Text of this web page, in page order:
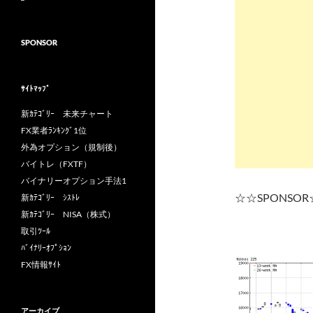
SPONSOR
ｻｲﾄﾏｯﾌﾟ
新ｶﾃｺﾞﾘｰ 未来チャート
FX業者ﾗﾝｷﾝｸﾞ1位
外為オプション（規制後）
バイトレ（FXTF）
バイナリーオプション手法1
新ｶﾃｺﾞﾘｰ ｼｽﾄﾚ
新ｶﾃｺﾞﾘｰ NISA（株式）
取引ﾂｰﾙ
ﾊﾞｲﾅﾘｰｵﾌﾟｼｮﾝ
FX情報ｻｲﾄ
アーカイブ